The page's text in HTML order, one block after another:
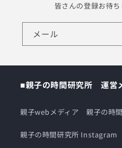
皆さんの登録お待ち
メール
■親子の時間研究所 運営
親子webメディア 親子の時
親子の時間研究所 Instagram